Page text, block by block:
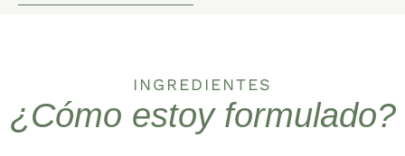
INGREDIENTES
¿Cómo estoy formulado?